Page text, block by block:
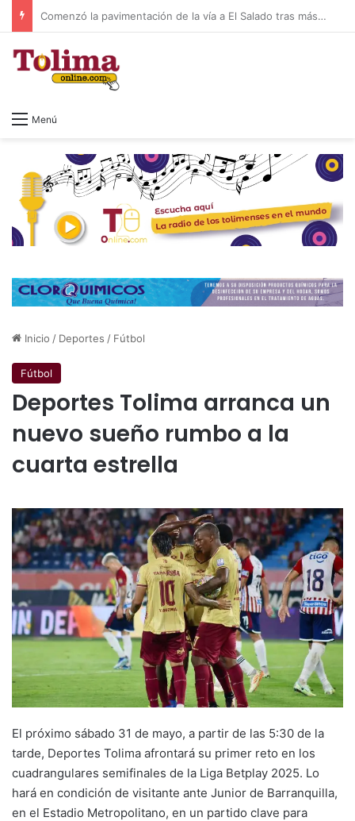
Consejo de Estado mantiene en firme la elección de Abelardo de la Espriella como presidente
Menú
Inicio / Deportes / Fútbol
Fútbol
Deportes Tolima arranca un
nuevo sueño rumbo a la
cuarta estrella
El próximo sábado 31 de mayo, a partir de las 5:30 de la
tarde, Deportes Tolima afrontará su primer reto en los
cuadrangulares semifinales de la Liga Betplay 2025. Lo
hará en condición de visitante ante Junior de Barranquilla,
en el Estadio Metropolitano, en un partido clave para